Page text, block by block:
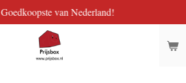
Goedkoopste van Nederland!